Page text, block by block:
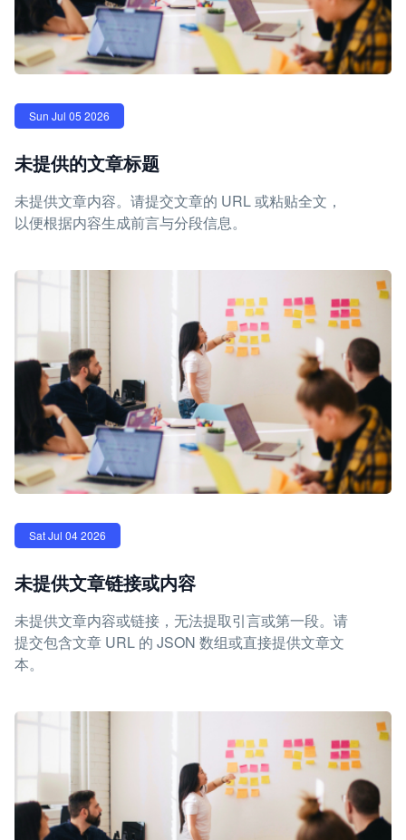
Sun Jul 05 2026
未提供的文章标题
未提供文章内容。请提交文章的 URL 或粘贴全文，
以便根据内容生成前言与分段信息。
Sat Jul 04 2026
未提供文章链接或内容
未提供文章内容或链接，无法提取引言或第一段。请
提交包含文章 URL 的 JSON 数组或直接提供文章文
本。